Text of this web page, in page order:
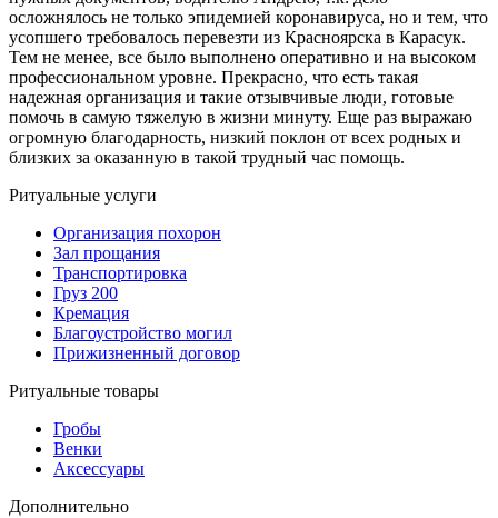
осложнялось не только эпидемией коронавируса, но и тем, что
усопшего требовалось перевезти из Красноярска в Карасук.
Тем не менее, все было выполнено оперативно и на высоком
профессиональном уровне. Прекрасно, что есть такая
надежная организация и такие отзывчивые люди, готовые
помочь в самую тяжелую в жизни минуту. Еще раз выражаю
огромную благодарность, низкий поклон от всех родных и
близких за оказанную в такой трудный час помощь.
Ритуальные услуги
Организация похорон
Зал прощания
Транспортировка
Груз 200
Кремация
Благоустройство могил
Прижизненный договор
Ритуальные товары
Гробы
Венки
Аксессуары
Дополнительно